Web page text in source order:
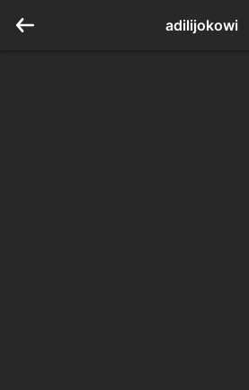
adilijokowi